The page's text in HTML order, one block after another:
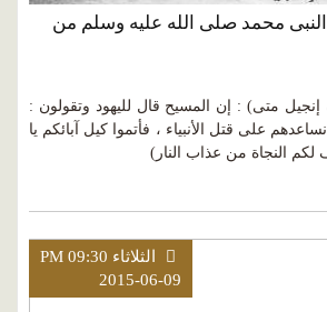
محمد صلى الله عليه وسلم من
إنجيل متى) : إن المسيح قال لليهود وتقولون :
نساعدهم على قتل الأنبياء ، فأتموا كيل آبائكم يا
لكم النجاة من عذاب النار)
الثلاثاء PM 09:30
2015-06-09